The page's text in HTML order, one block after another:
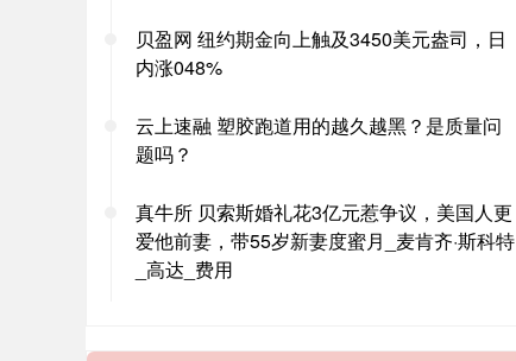
贝盈网 纽约期金向上触及3450美元盎司，日
内涨048%
云上速融 塑胶跑道用的越久越黑？是质量问
题吗？
真牛所 贝索斯婚礼花3亿元惹争议，美国人更
爱他前妻，带55岁新妻度蜜月_麦肯齐·斯科特
_高达_费用